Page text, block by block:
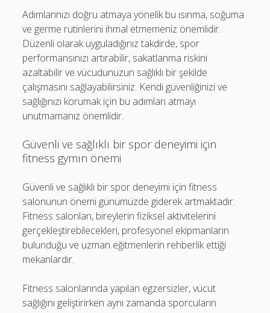
Adımlarınızı doğru atmaya yönelik bu ısınma, soğuma
ve germe rutinlerini ihmal etmemeniz önemlidir.
Düzenli olarak uyguladığınız takdirde, spor
performansınızı artırabilir, sakatlanma riskini
azaltabilir ve vücudunuzun sağlıklı bir şekilde
çalışmasını sağlayabilirsiniz. Kendi güvenliğinizi ve
sağlığınızı korumak için bu adımları atmayı
unutmamanız önemlidir.
Güvenli ve sağlıklı bir spor deneyimi için
fitness gymın önemi
Güvenli ve sağlıklı bir spor deneyimi için fitness
salonunun önemi günümüzde giderek artmaktadır.
Fitness salonları, bireylerin fiziksel aktivitelerini
gerçekleştirebilecekleri, profesyonel ekipmanların
bulunduğu ve uzman eğitmenlerin rehberlik ettiği
mekanlardır.
Fitness salonlarında yapılan egzersizler, vücut
sağlığını geliştirirken aynı zamanda sporcuların